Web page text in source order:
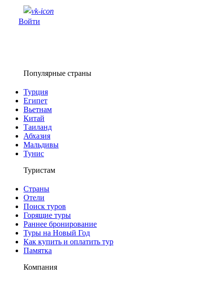
Войти
Популярные страны
Турция
Египет
Вьетнам
Китай
Таиланд
Абхазия
Мальдивы
Тунис
Туристам
Страны
Отели
Поиск туров
Горящие туры
Раннее бронирование
Туры на Новый Год
Как купить и оплатить тур
Памятка
Компания